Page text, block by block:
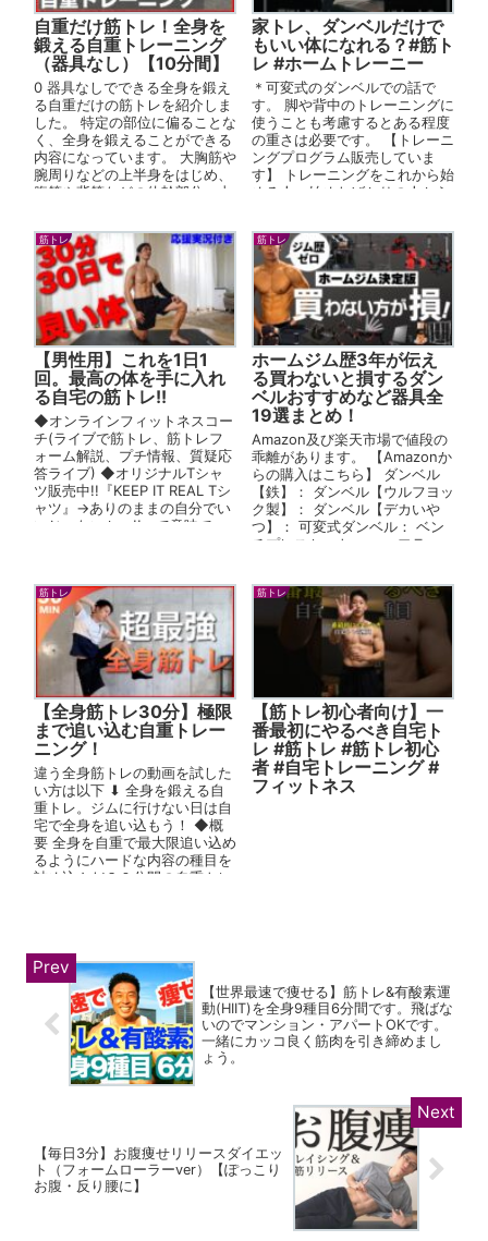
自重だけ筋トレ！全身を
鍛える自重トレーニング
（器具なし）【10分間】
0 器具なしでできる全身を鍛え
る自重だけの筋トレを紹介しま
した。 特定の部位に偏ることな
く、全身を鍛えることができる
内容になっています。 大胸筋や
腕周りなどの上半身をはじめ、
腹筋や背筋などの体幹部分、太
家トレ、ダンベルだけで
もいい体になれる？#筋ト
レ #ホームトレーニー
＊可変式のダンベルでの話で
す。 脚や背中のトレーニングに
使うことも考慮するとある程度
の重さは必要です。 【トレーニ
ングプログラム販売していま
す】 トレーニングをこれから始
める人、始めたばかりの人から
筋トレ
【男性用】これを1日1
回。最高の体を手に入れ
る自宅の筋トレ!!
◆オンラインフィットネスコー
チ(ライブで筋トレ、筋トレフ
ォーム解説、プチ情報、質疑応
答ライブ) ◆オリジナルTシャ
ツ販売中!!『KEEP IT REAL Tシ
ャツ』→ありのままの自分でい
いじゃないかぁ!!って意味で
筋トレ
ホームジム歴3年が伝え
る買わないと損するダン
ベルおすすめなど器具全
19選まとめ！
Amazon及び楽天市場で値段の
乖離があります。 【Amazonか
らの購入はこちら】 ダンベル
【鉄】： ダンベル【ウルフヨッ
ク製】： ダンベル【デカいや
つ】： 可変式ダンベル： ベン
チプレスセット： ハーフラッ
筋トレ
【全身筋トレ30分】極限
まで追い込む自重トレー
ニング！
違う全身筋トレの動画を試した
い方は以下 ⬇︎ 全身を鍛える自
重トレ。ジムに行けない日は自
宅で全身を追い込もう！ ◆概
要 全身を自重で最大限追い込め
るようにハードな内容の種目を
詰め込んだ３０分間の自重トレ
筋トレ
【筋トレ初心者向け】一
番最初にやるべき自宅ト
レ #筋トレ #筋トレ初心
者 #自宅トレーニング #
フィットネス
【世界最速で痩せる】筋トレ&有酸素運
動(HIIT)を全身9種目6分間です。飛ばな
いのでマンション・アパートOKです。
一緒にカッコ良く筋肉を引き締めまし
ょう。
【毎日3分】お腹痩せリリースダイエッ
ト（フォームローラーver）【ぽっこり
お腹・反り腰に】